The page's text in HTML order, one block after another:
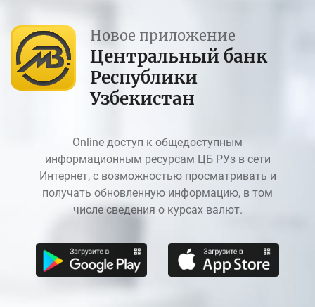
Новое приложение
Центральный банк
Республики
Узбекистан
Online доступ к общедоступным
информационным ресурсам ЦБ РУз в сети
Интернет, с возможностью просматривать и
получать обновленную информацию, в том
числе сведения о курсах валют.